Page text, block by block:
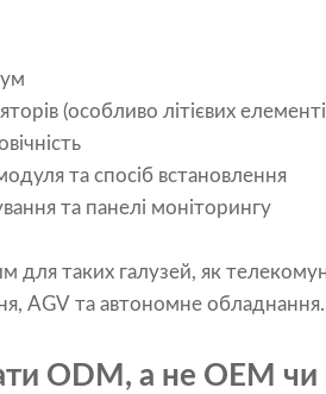
(особливо літієвих
та спосіб встановлення
та панелі моніторингу
для таких галузей, як
AGV та автономне обладнання.
ODM, а не OEM чи